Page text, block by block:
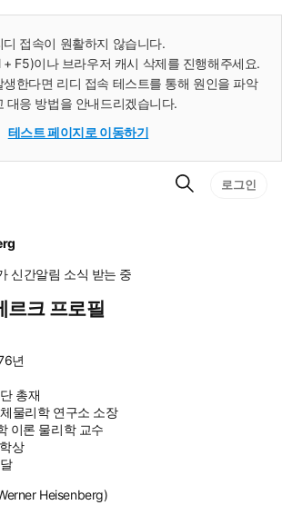
디 접속이 원활하지 않습니다.
F5)이나 브라우저 캐시 삭제를 진행해주세요.
한다면 리디 접속 테스트를 통해 원인을 파악
대응 방법을 안내드리겠습니다.
테스트 페이지로 이동하기
검
로그인
신간알림 소식 받는 중
르크 프로필
년
총재
물리학 연구소 소장
이론 물리학 교수
상
Heisenberg)